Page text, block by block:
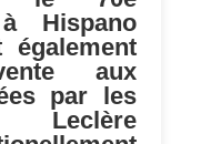
Hispano
aux
par les
Leclère